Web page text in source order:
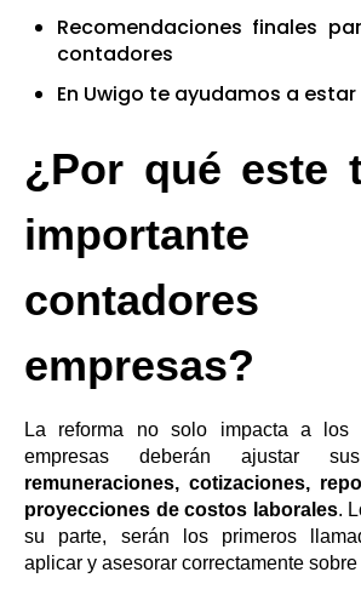
Recomendaciones finales
contadores
En Uwigo te ayudamos a
¿Por qué este
empresas?
La reforma no solo impacta a los
empresas deberán ajustar
remuneraciones, cotizaciones,
proyecciones de costos laborales.
su parte, serán los primeros
aplicar y asesorar correctamente